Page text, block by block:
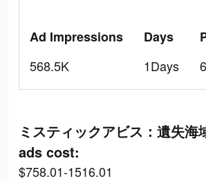
Ad Impressions
568.5K
Days
1Days
ミスティックアビス：遺失
ads cost:
$758.01-1516.01